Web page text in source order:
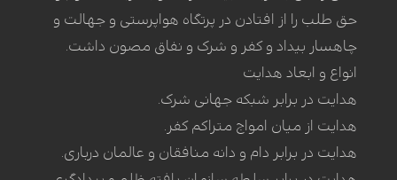
حق طلب را از افتادن در پرتگاه هواپرستی و جهالت و
چاهسار بیداد و کفر و شرک و نفاق مصون داشت.
انواع و ابعاد هدایت
هدایت در برابر شبکه جهانی شرک.
هدایت از میان امواج متراکم کفر.
هدایت در برابر دام و دانه منافقان و عالمان درباری.